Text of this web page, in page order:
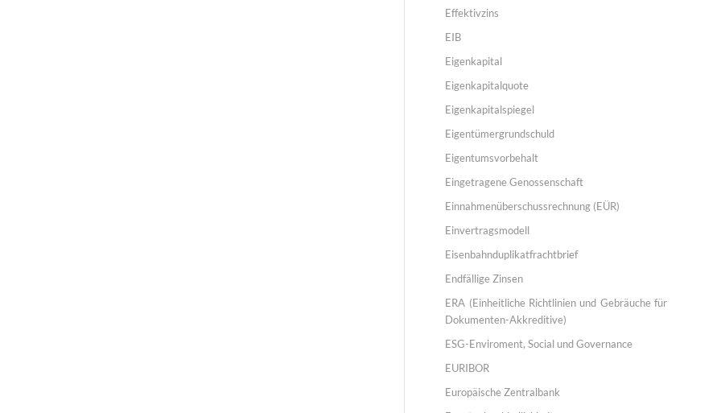
Effektivzins
EIB
Eigenkapital
Eigenkapitalquote
Eigenkapitalspiegel
Eigentümergrundschuld
Eigentumsvorbehalt
Eingetragene Genossenschaft
Einnahmenüberschussrechnung (EÜR)
Einvertragsmodell
Eisenbahnduplikatfrachtbrief
Endfällige Zinsen
ERA (Einheitliche Richtlinien und Gebräuche für
Dokumenten-Akkreditive)
ESG-Enviroment, Social und Governance
EURIBOR
Europäische Zentralbank